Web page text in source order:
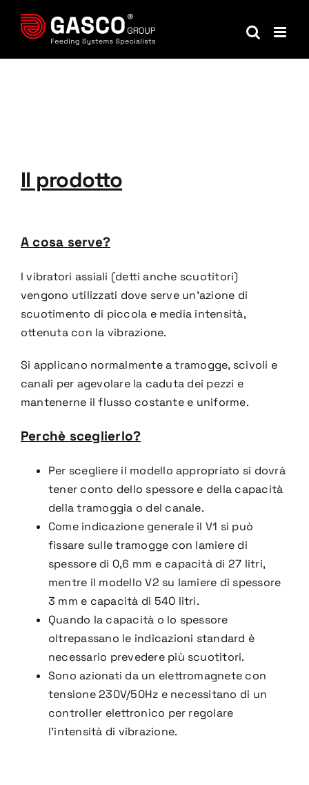
contenuto
Il prodotto
A cosa serve?
I vibratori assiali (detti anche scuotitori)
vengono utilizzati dove serve un’azione di
scuotimento di piccola e media intensità,
ottenuta con la vibrazione.
Si applicano normalmente a tramogge, scivoli e
canali per agevolare la caduta dei pezzi e
mantenerne il flusso costante e uniforme.
Perchè sceglierlo?
Per scegliere il modello appropriato si dovrà
tener conto dello spessore e della capacità
della tramoggia o del canale.
Come indicazione generale il V1 si può
fissare sulle tramogge con lamiere di
spessore di 0,6 mm e capacità di 27 litri,
mentre il modello V2 su lamiere di spessore
3 mm e capacità di 540 litri.
Quando la capacità o lo spessore
oltrepassano le indicazioni standard è
necessario prevedere più scuotitori.
Sono azionati da un elettromagnete con
tensione230V/50Hz e necessitano di un
controller elettronico per regolare
l’intensità di vibrazione.